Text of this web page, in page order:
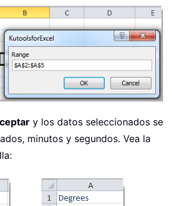
y los datos seleccionados se
minutos y segundos. Vea la